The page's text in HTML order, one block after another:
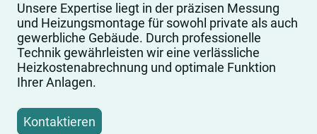
Unsere Expertise liegt in der präzisen Messung
und Heizungsmontage für sowohl private als auch
gewerbliche Gebäude. Durch professionelle
Technik gewährleisten wir eine verlässliche
Heizkostenabrechnung und optimale Funktion
Ihrer Anlagen.
Kontaktieren